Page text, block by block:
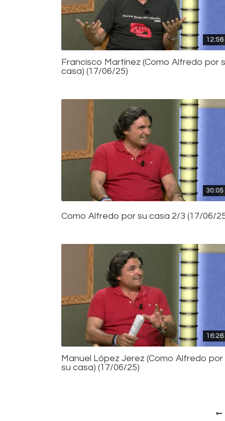
12:56
Francisco Martínez (Como Alfredo por
casa) (17/06/25)
30:05
Como Alfredo por su casa 2/3 (17/06/
16:26
Manuel López Jerez (Como Alfredo por
su casa) (17/06/25)